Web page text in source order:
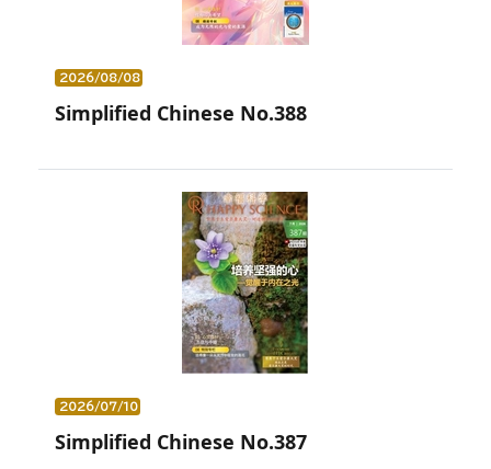
2026/08/08
Simplified Chinese No.388
2026/07/10
Simplified Chinese No.387